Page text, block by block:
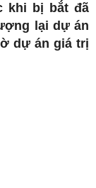
khi bị bắt đã
lại dự án
dự án giá trị